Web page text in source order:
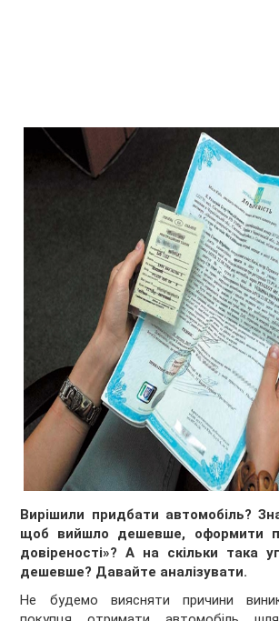
Вирішили придбати автомобіль?
щоб вийшло дешевше, оформити
довіреності»? А на скільки така
дешевше? Давайте аналізувати.
Не будемо виясняти причини